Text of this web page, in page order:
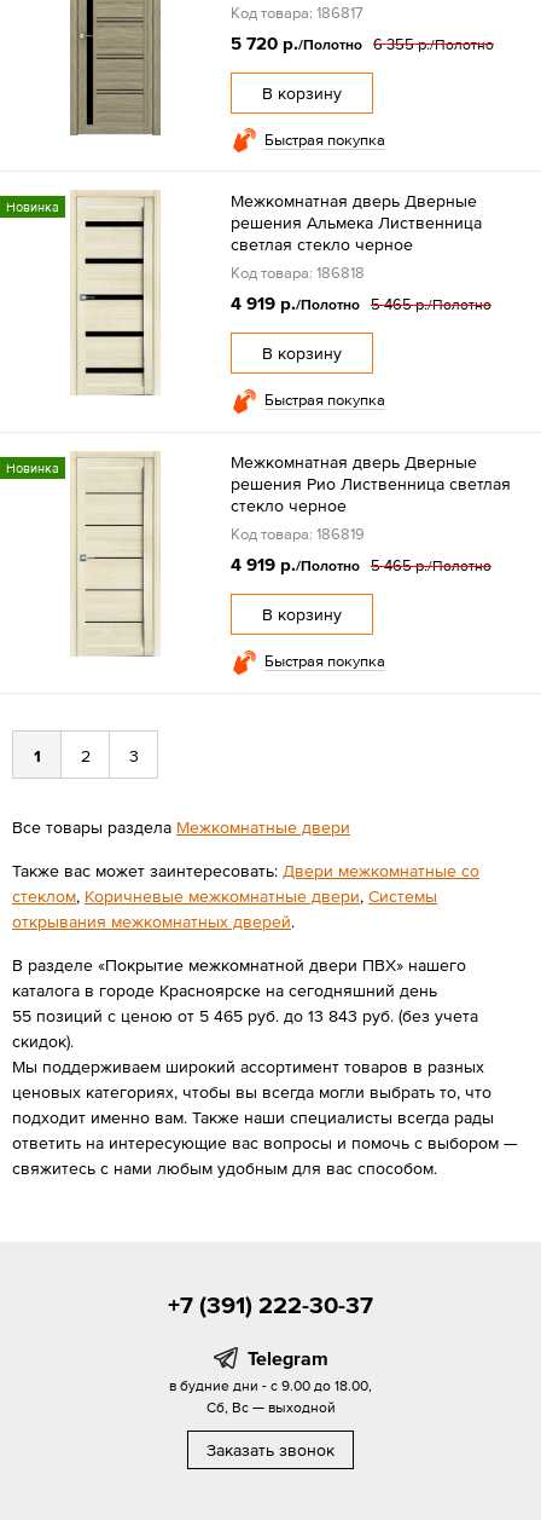
Код товара: 186817
5 720 р./Полотно 6 355 р./Полотно
В корзину
Быстрая покупка
Новинка
Межкомнатная дверь Дверные
решения Альмека Лиственница
светлая стекло черное
Код товара: 186818
4 919 р./Полотно 5 465 р./Полотно
В корзину
Быстрая покупка
Новинка
Межкомнатная дверь Дверные
решения Рио Лиственница светлая
стекло черное
Код товара: 186819
4 919 р./Полотно 5 465 р./Полотно
В корзину
Быстрая покупка
1 2 3
Все товары раздела Межкомнатные двери
Также вас может заинтересовать: Двери межкомнатные со
стеклом, Коричневые межкомнатные двери, Системы
открывания межкомнатных дверей.
В разделе «Покрытие межкомнатной двери ПВХ» нашего
каталога в городе Красноярске на сегодняшний день
55 позиций с ценою от 5 465 руб. до 13 843 руб. (без учета
скидок).
Мы поддерживаем широкий ассортимент товаров в разных
ценовых категориях, чтобы вы всегда могли выбрать то, что
подходит именно вам. Также наши специалисты всегда рады
ответить на интересующие вас вопросы и помочь с выбором —
свяжитесь с нами любым удобным для вас способом.
+7 (391) 222-30-37
Telegram
в будние дни - с 9.00 до 18.00,
Сб, Вс — выходной
Заказать звонок